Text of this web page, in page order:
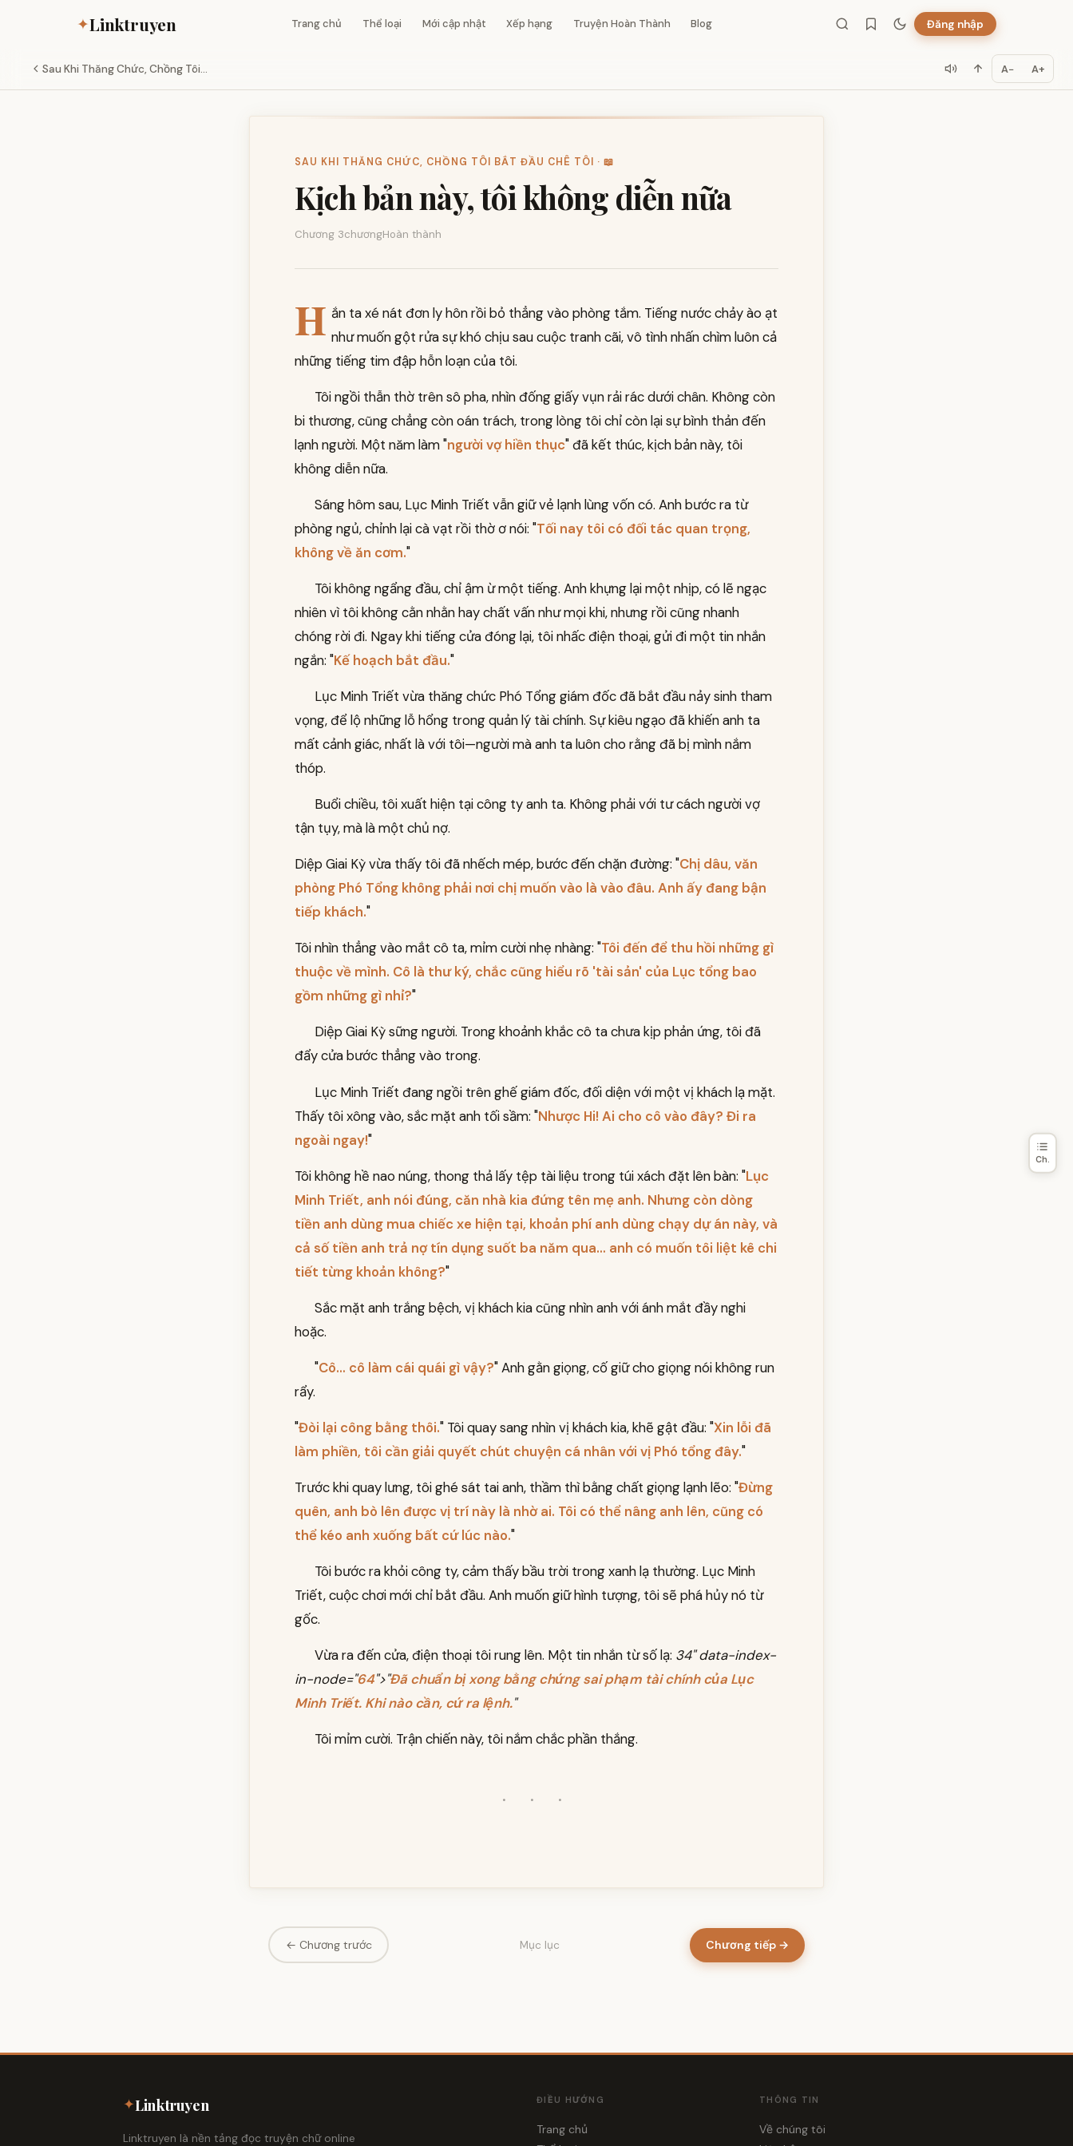
✦Linktruyen Trang chủ Thể loại Mới cập nhật Xếp hạng Truyện Hoàn Thành Blog Đăng nhập
Ch.
Sau Khi Thăng Chức, Chồng Tôi... A− A+
SAU KHI THĂNG CHỨC, CHỒNG TÔI BẮT ĐẦU CHÊ TÔI · 📖
Kịch bản này, tôi không diễn nữa
Chương 3chươngHoàn thành
H ắn ta xé nát đơn ly hôn rồi bỏ thẳng vào phòng tắm. Tiếng nước chảy ào ạt
như muốn gột rửa sự khó chịu sau cuộc tranh cãi, vô tình nhấn chìm luôn cả
những tiếng tim đập hỗn loạn của tôi.
Tôi ngồi thẫn thờ trên sô pha, nhìn đống giấy vụn rải rác dưới chân. Không còn
bi thương, cũng chẳng còn oán trách, trong lòng tôi chỉ còn lại sự bình thản đến
lạnh người. Một năm làm "người vợ hiền thục" đã kết thúc, kịch bản này, tôi
không diễn nữa.
Sáng hôm sau, Lục Minh Triết vẫn giữ vẻ lạnh lùng vốn có. Anh bước ra từ
phòng ngủ, chỉnh lại cà vạt rồi thờ ơ nói: "Tối nay tôi có đối tác quan trọng,
không về ăn cơm."
Tôi không ngẩng đầu, chỉ ậm ừ một tiếng. Anh khựng lại một nhịp, có lẽ ngạc
nhiên vì tôi không cằn nhằn hay chất vấn như mọi khi, nhưng rồi cũng nhanh
chóng rời đi. Ngay khi tiếng cửa đóng lại, tôi nhấc điện thoại, gửi đi một tin nhắn
ngắn: "Kế hoạch bắt đầu."
Lục Minh Triết vừa thăng chức Phó Tổng giám đốc đã bắt đầu nảy sinh tham
vọng, để lộ những lỗ hổng trong quản lý tài chính. Sự kiêu ngạo đã khiến anh ta
mất cảnh giác, nhất là với tôi—người mà anh ta luôn cho rằng đã bị mình nắm
thóp.
Buổi chiều, tôi xuất hiện tại công ty anh ta. Không phải với tư cách người vợ
tận tụy, mà là một chủ nợ.
Diệp Giai Kỳ vừa thấy tôi đã nhếch mép, bước đến chặn đường: "Chị dâu, văn
phòng Phó Tổng không phải nơi chị muốn vào là vào đâu. Anh ấy đang bận
tiếp khách."
Tôi nhìn thẳng vào mắt cô ta, mỉm cười nhẹ nhàng: "Tôi đến để thu hồi những gì
thuộc về mình. Cô là thư ký, chắc cũng hiểu rõ 'tài sản' của Lục tổng bao
gồm những gì nhỉ?"
Diệp Giai Kỳ sững người. Trong khoảnh khắc cô ta chưa kịp phản ứng, tôi đã
đẩy cửa bước thẳng vào trong.
Lục Minh Triết đang ngồi trên ghế giám đốc, đối diện với một vị khách lạ mặt.
Thấy tôi xông vào, sắc mặt anh tối sầm: "Nhược Hi! Ai cho cô vào đây? Đi ra
ngoài ngay!"
Tôi không hề nao núng, thong thả lấy tệp tài liệu trong túi xách đặt lên bàn: "Lục
Minh Triết, anh nói đúng, căn nhà kia đứng tên mẹ anh. Nhưng còn dòng
tiền anh dùng mua chiếc xe hiện tại, khoản phí anh dùng chạy dự án này, và
cả số tiền anh trả nợ tín dụng suốt ba năm qua… anh có muốn tôi liệt kê chi
tiết từng khoản không?"
Sắc mặt anh trắng bệch, vị khách kia cũng nhìn anh với ánh mắt đầy nghi
hoặc.
"Cô… cô làm cái quái gì vậy?" Anh gằn giọng, cố giữ cho giọng nói không run
rẩy.
"Đòi lại công bằng thôi." Tôi quay sang nhìn vị khách kia, khẽ gật đầu: "Xin lỗi đã
làm phiền, tôi cần giải quyết chút chuyện cá nhân với vị Phó tổng đây."
Trước khi quay lưng, tôi ghé sát tai anh, thầm thì bằng chất giọng lạnh lẽo: "Đừng
quên, anh bò lên được vị trí này là nhờ ai. Tôi có thể nâng anh lên, cũng có
thể kéo anh xuống bất cứ lúc nào."
Tôi bước ra khỏi công ty, cảm thấy bầu trời trong xanh lạ thường. Lục Minh
Triết, cuộc chơi mới chỉ bắt đầu. Anh muốn giữ hình tượng, tôi sẽ phá hủy nó từ
gốc.
Vừa ra đến cửa, điện thoại tôi rung lên. Một tin nhắn từ số lạ: 34" data-index-
in-node="64">"Đã chuẩn bị xong bằng chứng sai phạm tài chính của Lục
Minh Triết. Khi nào cần, cứ ra lệnh."
Tôi mỉm cười. Trận chiến này, tôi nắm chắc phần thắng.
· · ·
← Chương trước Mục lục Chương tiếp →
✦Linktruyen
Linktruyen là nền tảng đọc truyện chữ online
ĐIỀU HƯỚNG
Trang chủ
THÔNG TIN
Về chúng tôi